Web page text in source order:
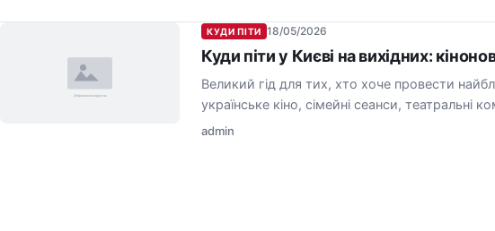
КУДИ ПІТИ 18/05/2026
Куди піти у Києві на вихідних:
Великий гід для тих, хто хоче провести
українське кіно, сімейні сеанси, театральні
admin